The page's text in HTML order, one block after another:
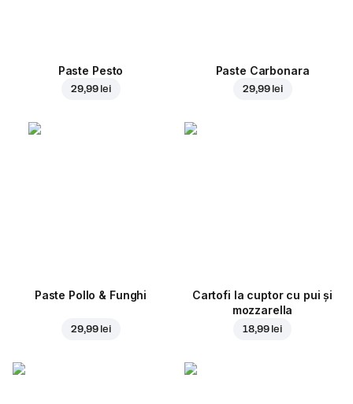
Paste Pesto
29,99 lei
Paste Carbonara
29,99 lei
Paste Pollo & Funghi
29,99 lei
Cartofi la cuptor cu pui și
mozzarella
18,99 lei